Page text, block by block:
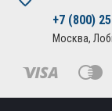
+7 (800)
Москва,